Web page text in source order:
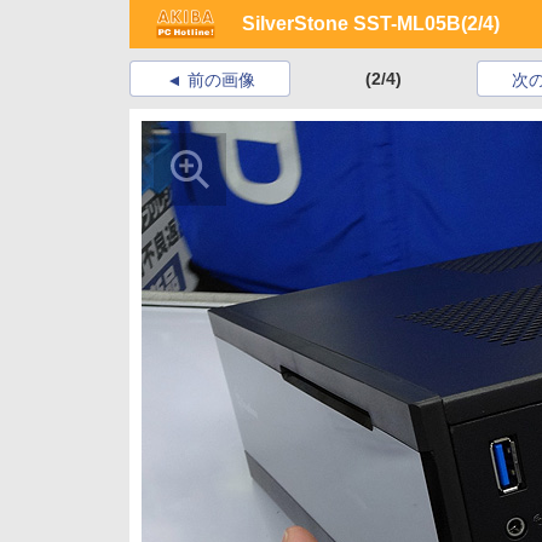
SilverStone SST-ML05B(2/4)
前の画像 (2/4) 次